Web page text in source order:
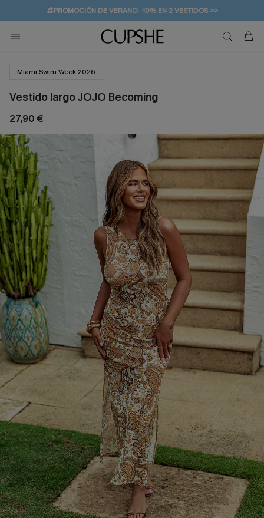
👒PROMOCIÓN DE VERANO:-10% EN 2 VESTIDOS>>
💌¡SUSCRIBIRSE & GANAR -10% EXTRA!
🚚ENVÍO GRATUITO A PARTIR DE 49 € >>
Miami Swim Week 2026
Vestido largo JOJO Becoming
27,90 €